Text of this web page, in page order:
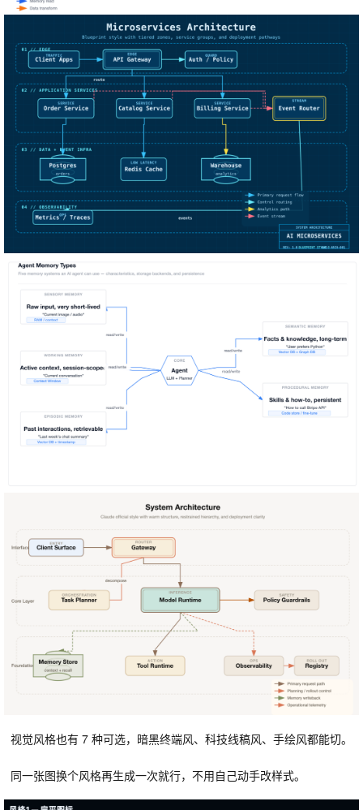
视觉风格也有 7 种可选，暗黑终端风、科技线稿风、手绘风都能切。
同一张图换个风格再生成一次就行，不用自己动手改样式。